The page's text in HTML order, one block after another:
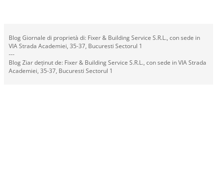
Blog Giornale di proprietà di: Fixer & Building Service S.R.L., con sede in
VIA Strada Academiei, 35-37, Bucuresti Sectorul 1
---
Blog Ziar deținut de: Fixer & Building Service S.R.L., con sede in VIA Strada
Academiei, 35-37, Bucuresti Sectorul 1